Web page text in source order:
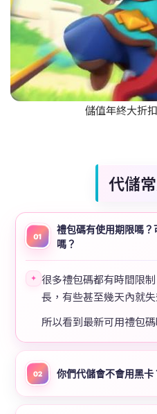
儲值年終大折
代儲
01
禮包碼有使用期限嗎
嗎？
✦ 很多禮包碼都有時間限
長，有些甚至幾天內就失
所以看到最新可用禮包
02 你們代儲會不會用黑卡